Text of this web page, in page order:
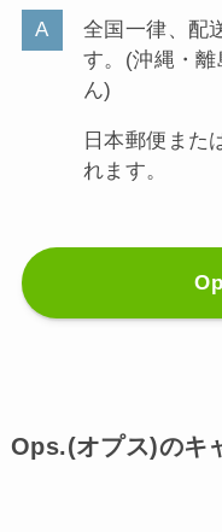
全国一律、配
す。(沖縄・
ん)
日本郵便また
れます。
Ops.(オプス)のキ